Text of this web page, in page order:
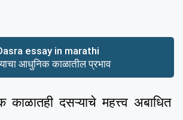
essay in marathi
आधुनिक काळातील प्रभाव
दसऱ्याचे महत्त्व अबाधित